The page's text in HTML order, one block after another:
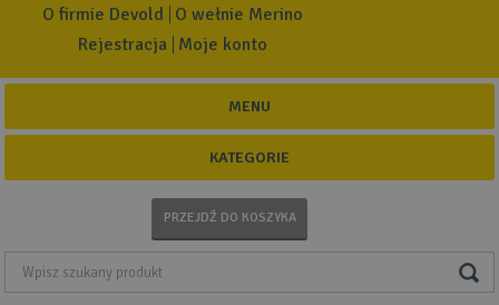
Rejestracja Moje konto
O firmie Devold O wełnie Merino
MENU
KATEGORIE
PRZEJDŹ DO KOSZYKA